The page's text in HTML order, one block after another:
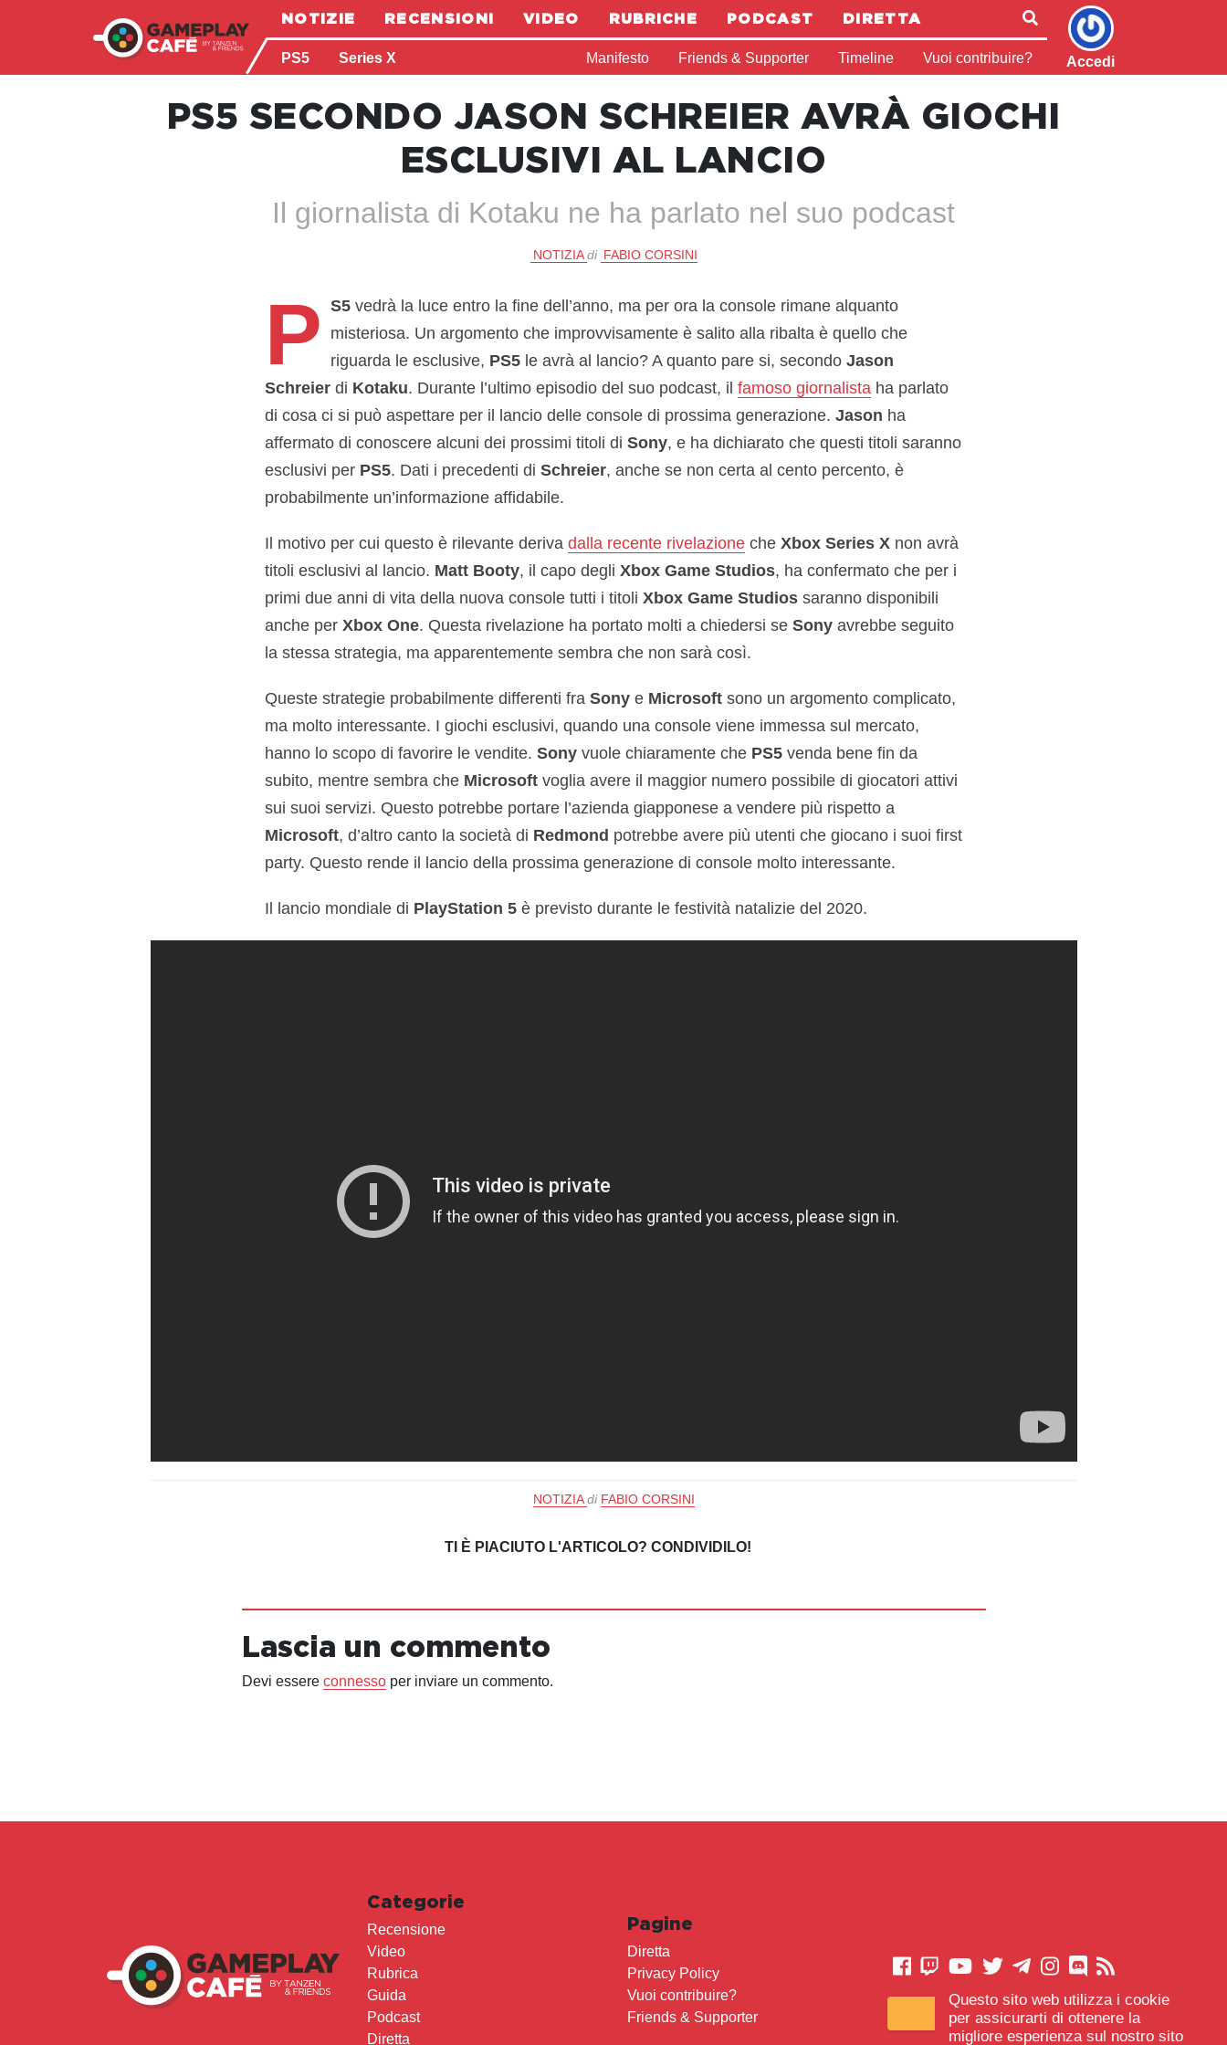
Questo sito web utilizza i cookie
per assicurarti di ottenere la
migliore esperienza sul nostro sito
NOTIZIE RECENSIONI VIDEO RUBRICHE PODCAST DIRETTA
PS5 Series X Manifesto Friends & Supporter Timeline Vuoi contribuire? Accedi
PS5 SECONDO JASON SCHREIER AVRÀ GIOCHI
ESCLUSIVI AL LANCIO
Il giornalista di Kotaku ne ha parlato nel suo podcast
NOTIZIA di FABIO CORSINI
P S5vedrà la luce entro la fine dell’anno, ma per ora la console rimane alquanto
misteriosa. Un argomento che improvvisamente è salito alla ribalta è quello che
riguarda le esclusive, PS5le avrà al lancio? A quanto pare si, secondo Jason
Schreierdi Kotaku. Durante l’ultimo episodio del suo podcast, il famoso giornalistaha parlato
di cosa ci si può aspettare per il lancio delle console di prossima generazione. Jason ha
affermato di conoscere alcuni dei prossimi titoli di Sony, e ha dichiarato che questi titoli saranno
esclusivi per PS5. Dati i precedenti di Schreier, anche se non certa al cento percento, è
probabilmente un’informazione affidabile.
Il motivo per cui questo è rilevante deriva dalla recente rivelazioneche Xbox Series Xnon avrà
titoli esclusivi al lancio. Matt Booty, il capo degli Xbox Game Studios, ha confermato che per i
primi due anni di vita della nuova console tutti i titoli Xbox Game Studiossaranno disponibili
anche perXbox One. Questa rivelazione ha portato molti a chiedersi se Sonyavrebbe seguito
la stessa strategia, ma apparentemente sembra che non sarà così.
Queste strategie probabilmente differenti fraSonye Microsoftsono un argomento complicato,
ma molto interessante. I giochi esclusivi, quando una console viene immessa sul mercato,
hanno lo scopo di favorire le vendite. Sonyvuole chiaramente che PS5venda bene fin da
subito, mentre sembra che Microsoftvoglia avere il maggior numero possibile di giocatori attivi
sui suoi servizi. Questo potrebbe portare l’azienda giapponese a vendere più rispetto a
Microsoft, d’altro canto la società di Redmond potrebbe avere più utenti che giocano i suoi first
party. Questo rende il lancio della prossima generazione di console molto interessante.
Il lancio mondiale di PlayStation 5è previsto durante le festività natalizie del 2020.
NOTIZIA di FABIO CORSINI
TI È PIACIUTO L'ARTICOLO? CONDIVIDILO!
Lascia un commento
Devi essere connessoper inviare un commento.
Categorie
Recensione
Video
Rubrica
Guida
Podcast
Diretta
Pagine
Diretta
Privacy Policy
Vuoi contribuire?
Friends & Supporter
CONTATTACI